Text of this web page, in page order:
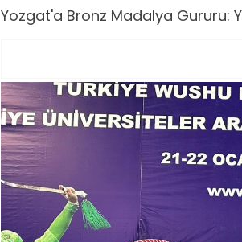
Yozgat'a Bronz Madalya Gururu: